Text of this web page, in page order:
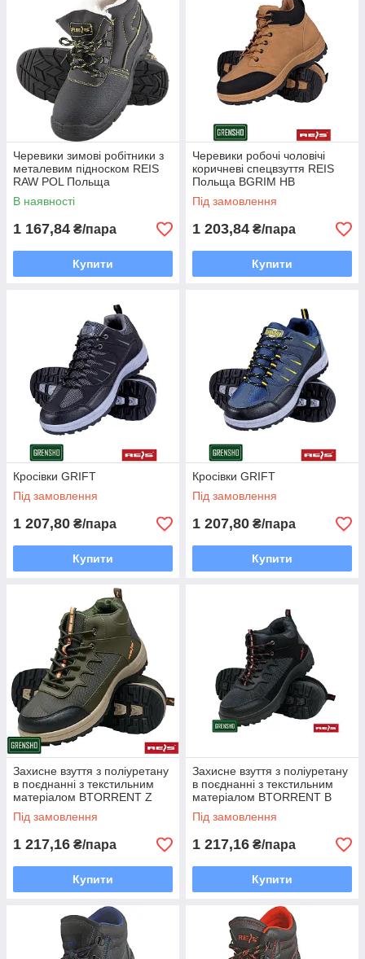
Черевики зимові робітники з
металевим підноском REIS
RAW POL Польща
(спецвзуття утеплена)
BRYES-TO-SB
В наявності
1 167,84 ₴/пара
Купити
Черевики робочі чоловічі
коричневі спецвзуття REIS
Польща BGRIM HB
Під замовлення
1 203,84 ₴/пара
Купити
Кросівки GRIFT
Під замовлення
1 207,80 ₴/пара
Купити
Кросівки GRIFT
Під замовлення
1 207,80 ₴/пара
Купити
Захисне взуття з поліуретану
в поєднанні з текстильним
матеріалом BTORRENT Z
Під замовлення
1 217,16 ₴/пара
Купити
Захисне взуття з поліуретану
в поєднанні з текстильним
матеріалом BTORRENT B
Під замовлення
1 217,16 ₴/пара
Купити